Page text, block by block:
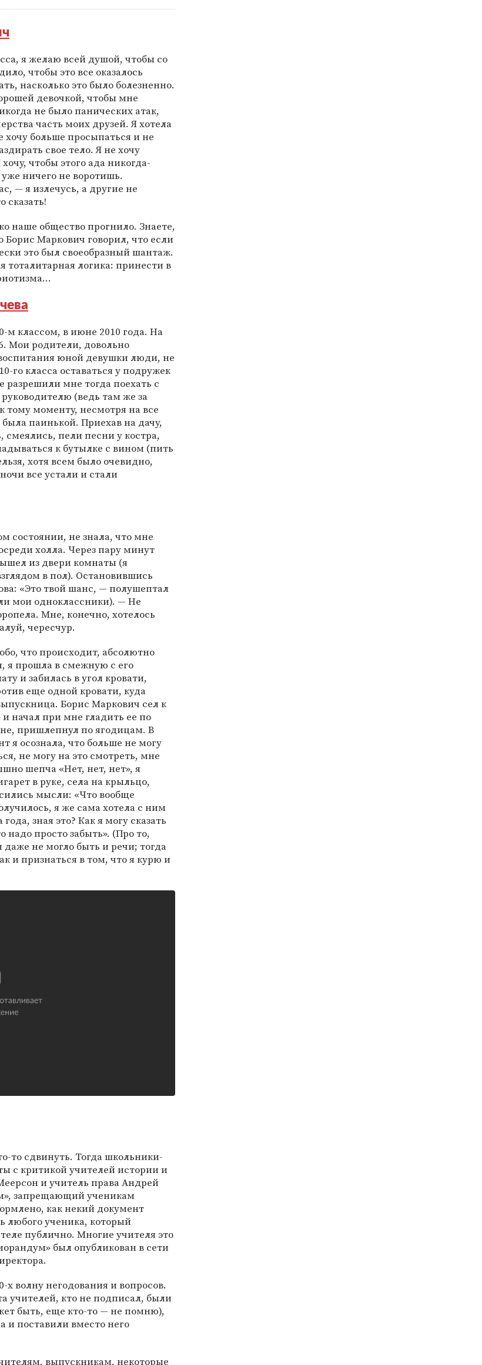
я желаю всей душой, чтобы со
чтобы это все оказалось
насколько это было болезненно.
девочкой, чтобы мне
не было панических атак,
часть моих друзей. Я хотела
больше просыпаться и не
свое тело. Я не хочу
чтобы этого ада никогда-
ничего не воротишь.
— я излечусь, а другие не
сказать!
наше общество прогнило. Знаете,
Маркович говорил, что если
это был своеобразный шантаж.
тоталитарная логика: принести в
классом, в июне 2010 года. На
Мои родители, довольно
юной девушки люди, не
го класса оставаться у подружек
разрешили мне тогда поехать с
(ведь там же за
моменту, несмотря на все
паинькой. Приехав на дачу,
пели песни у костра,
к бутылке с вином (пить
хотя всем было очевидно,
все устали и стали
состоянии, не знала, что мне
холла. Через пару минут
из двери комнаты (я
в пол). Остановившись
«Это твой шанс, — полушептал
мои одноклассники). — Не
Мне, конечно, хотелось
чересчур.
что происходит, абсолютно
я прошла в смежную с его
и забилась в угол кровати,
еще одной кровати, куда
Борис Маркович сел к
и начал при мне гладить ее по
пришлепнул по ягодицам. В
я осознала, что больше не могу
не могу на это смотреть, мне
шепча «Нет, нет, нет», я
в руке, села на крыльцо,
мысли: «Что вообще
я же сама хотела с ним
зная это? Как я могу сказать
надо просто забыть». (Про то,
не могло быть и речи; тогда
и признаться в том, что я курю и
то сдвинуть. Тогда школьники-
с критикой учителей истории и
и учитель права Андрей
запрещающий ученикам
как некий документ
любого ученика, который
публично. Многие учителя это
был опубликован в сети
х волну негодования и вопросов.
учителей, кто не подписал, были
быть, еще кто-то — не помню),
и поставили вместо него
выпускникам, некоторые